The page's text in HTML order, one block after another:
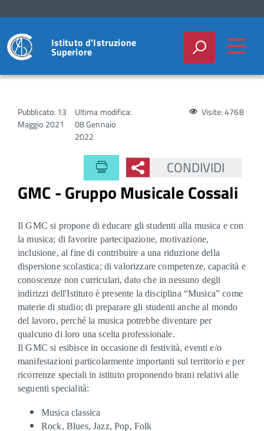
Istituto d'Istruzione
Superiore
Pubblicato: 13
Maggio 2021
Ultima modifica:
08 Gennaio
2022
Visite: 4768
CONDIVIDI
GMC - Gruppo Musicale Cossali
Il GMC si propone di educare gli studenti alla musica e con
la musica; di favorire partecipazione, motivazione,
inclusione, al fine di contribuire a una riduzione della
dispersione scolastica; di valorizzare competenze, capacità e
conoscenze non curriculari, dato che in nessuno degli
indirizzi dell'Istituto è presente la disciplina “Musica” come
materie di studio; di preparare gli studenti anche al mondo
del lavoro, perché la musica potrebbe diventare per
qualcuno di loro una scelta professionale.
Il GMC si esibisce in occasione di festività, eventi e/o
manifestazioni particolarmente importanti sul territorio e per
ricorrenze speciali in istituto proponendo brani relativi alle
seguenti specialità:
Musica classica
Rock, Blues, Jazz, Pop, Folk